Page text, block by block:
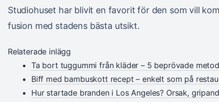
Studiohuset har blivit en favorit för den som vill
fusion med stadens bästa utsikt.
Relaterade inlägg
Ta bort tuggummi från kläder – 5 beprövade
Biff med bambuskott recept – enkelt som på
Hur startade branden i Los Angeles? Orsak,